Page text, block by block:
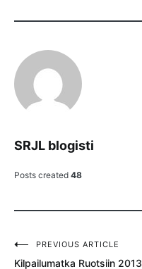
SRJL blogisti
Posts created 48
Artikkelien
PREVIOUS ARTICLE
Kilpailumatka Ruotsiin 2013